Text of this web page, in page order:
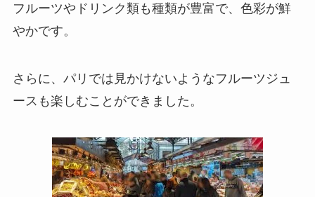
フルーツやドリンク類も種類が豊富で、色彩が鮮
やかです。
さらに、パリでは見かけないようなフルーツジュ
ースも楽しむことができました。